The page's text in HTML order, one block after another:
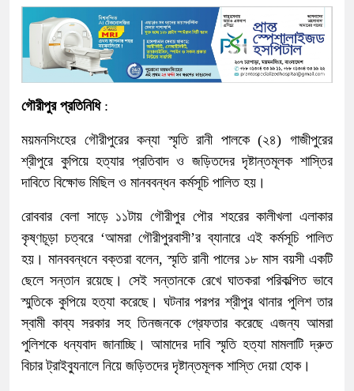
গৌরীপুর প্রতিনিধি:
ময়মনসিংহের গৌরীপুরের কন্যা স্মৃতি রানী পালকে (২৪) গাজীপুরের
শ্রীপুরে কুপিয়ে হত্যার প্রতিবাদ ও জড়িতদের দৃষ্টান্তমূলক শাস্তির
দাবিতে বিক্ষোভ মিছিল ও মানববন্ধন কর্মসূচি পালিত হয়।
রোববার বেলা সাড়ে ১১টায় গৌরীপুর পৌর শহরের কালীখলা এলাকার
কৃষ্ণচূড়া চত্বরে ‘আমরা গৌরীপুরবাসী’র ব্যানারে এই কর্মসূচি পালিত
হয়। মানববন্ধনে বক্তরা বলেন, স্মৃতি রানী পালের ১৮ মাস বয়সী একটি
ছেলে সন্তান রয়েছে। সেই সন্তানকে রেখে ঘাতকরা পরিকল্পিত ভাবে
স্মুতিকে কুপিয়ে হত্যা করেছে। ঘটনার পরপর শ্রীপুর থানার পুলিশ তার
স্বামী কাব্য সরকার সহ তিনজনকে গ্রেফতার করেছে এজন্য আমরা
পুলিশকে ধন্যবাদ জানাচ্ছি। আমাদের দাবি স্মৃতি হত্যা মামলাটি দ্রুত
বিচার ট্রাইব্যুনালে নিয়ে জড়িতদের দৃষ্টান্তমূলক শাস্তি দেয়া হোক।